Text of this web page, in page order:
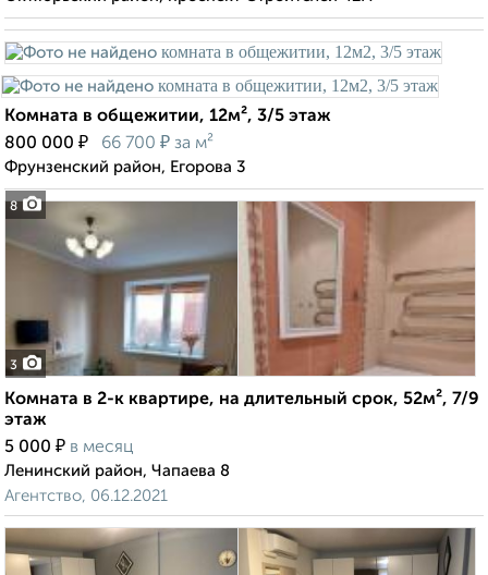
8
Комната в общежитии, 12м², 3/5 этаж
800 000 ₽ 66 700 ₽ за м²
Фрунзенский район, Егорова 3
3
Комната в 2-к квартире, на длительный срок, 52м², 7/9
этаж
5 000 ₽ в месяц
Ленинский район, Чапаева 8
Агентство, 06.12.2021